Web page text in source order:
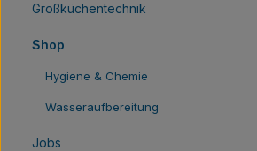
Großküchentechnik
Shop
Hygiene & Chemie
Wasseraufbereitung
Jobs